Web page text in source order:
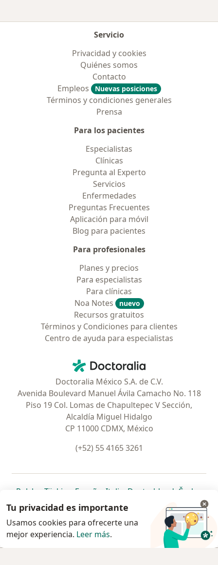
Servicio
Privacidad y cookies
Quiénes somos
Contacto
Empleos
Nuevas posiciones
Términos y condiciones generales
Prensa
Para los pacientes
Especialistas
Clínicas
Pregunta al Experto
Servicios
Enfermedades
Preguntas Frecuentes
Aplicación para móvil
Blog para pacientes
Para profesionales
Planes y precios
Para especialistas
Para clínicas
Noa Notes
nuevo
Recursos gratuitos
Términos y Condiciones para clientes
Centro de ayuda para especialistas
Doctoralia - Página de inicio
Doctoralia México S.A. de C.V.
Avenida Boulevard Manuel Ávila Camacho No. 118
Piso 19 Col. Lomas de Chapultepec V Sección,
Alcaldía Miguel Hidalgo
CP 11000 CDMX, México
(+52) 55 4165 3261
Polska se abre en una nueva pestaña
Türkiye se abre en una nueva pestaña
España se abre en una nueva pestaña
Italia se abre en una nueva
Deutschlandse abre en
Česko
Portugal
se abre en una nueva pestaña
México se abre en una nueva pestaña
Chile se abre en una nueva pestaña
Brasil se abre en una nueva
se abre en
se
se abre en una nueva
www.doctoralia.com.mx © 2026 - Encuentra tu
Tu privacidad es importante
Usamos cookies para ofrecerte una
mejor experiencia. Leer más.